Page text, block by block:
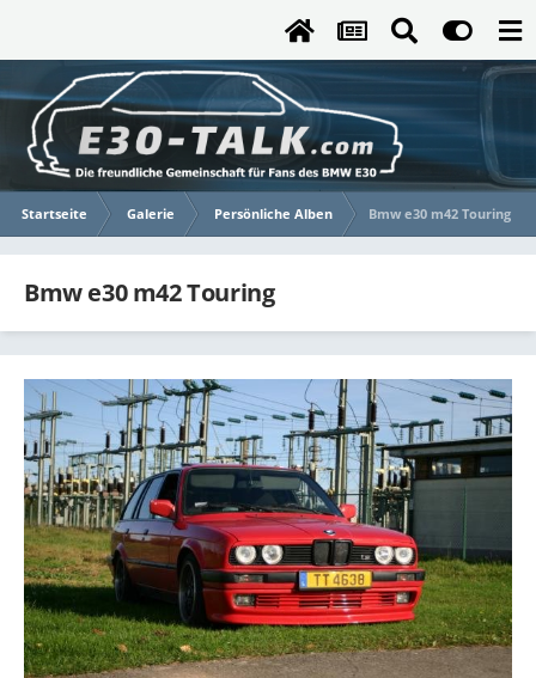
Startseite Galerie Persönliche Alben Bmw e30 m42 Touring
Bmw e30 m42 Touring